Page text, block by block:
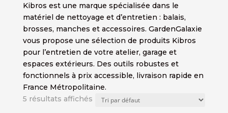
Kibros est une marque spécialisée dans le
matériel de nettoyage et d’entretien : balais,
brosses, manches et accessoires. GardenGalaxie
vous propose une sélection de produits Kibros
pour l’entretien de votre atelier, garage et
espaces extérieurs. Des outils robustes et
fonctionnels à prix accessible, livraison rapide en
France Métropolitaine.
5 résultats affichés